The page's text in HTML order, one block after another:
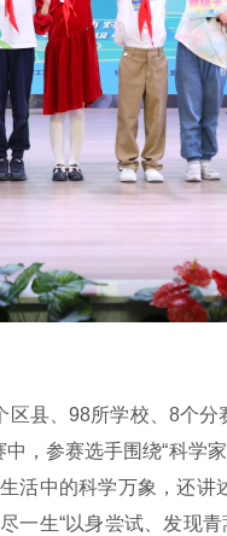
县、98所学校、8个
，参赛选手围绕“科学
活中的科学万象，还讲
一生“以身尝试、发现